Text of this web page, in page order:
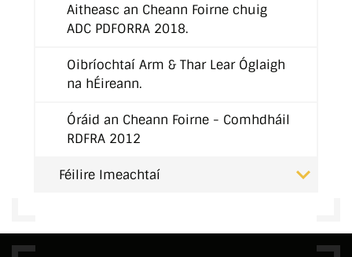
Aitheasc an Cheann Foirne chuig
ADC PDFORRA 2018.
Oibríochtaí Arm & Thar Lear Óglaigh
na hÉireann.
Óráid an Cheann Foirne - Comhdháil
RDFRA 2012
Féilire Imeachtaí